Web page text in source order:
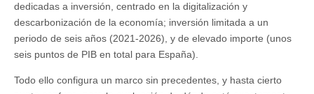
dedicadas a inversión, centrado en la digitalización y
descarbonización de la economía; inversión limitada a un
periodo de seis años (2021-2026), y de elevado importe (unos
seis puntos de PIB en total para España).
Todo ello configura un marco sin precedentes, y hasta cierto